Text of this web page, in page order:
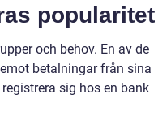
popularitet
och behov. En av de
betalningar från sina
sig hos en bank